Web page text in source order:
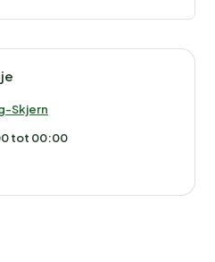
Skjern
tot 00:00